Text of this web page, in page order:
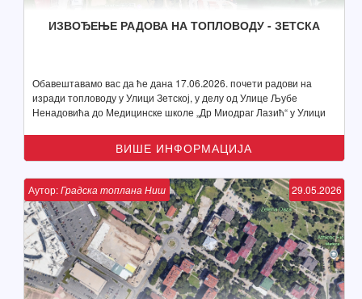
ИЗВОЂЕЊЕ РАДОВА НА ТОПЛОВОДУ - ЗЕТСКА
Обавештавамо вас да ће дана 17.06.2026. почети радови на
изради топловоду у Улици Зетској, у делу од Улице Љубе
Ненадовића до Медицинске школе „Др Миодраг Лазић“ у Улици
ВИШЕ ИНФОРМАЦИЈА
Аутор:Градска топлана Ниш 29.05.2026